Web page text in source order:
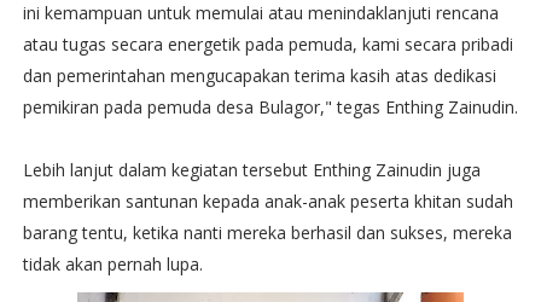
ini kemampuan untuk memulai atau menindaklanjuti rencana
atau tugas secara energetik pada pemuda, kami secara pribadi
dan pemerintahan mengucapakan terima kasih atas dedikasi
pemikiran pada pemuda desa Bulagor," tegas Enthing Zainudin.
Lebih lanjut dalam kegiatan tersebut Enthing Zainudin juga
memberikan santunan kepada anak-anak peserta khitan sudah
barang tentu, ketika nanti mereka berhasil dan sukses, mereka
tidak akan pernah lupa.